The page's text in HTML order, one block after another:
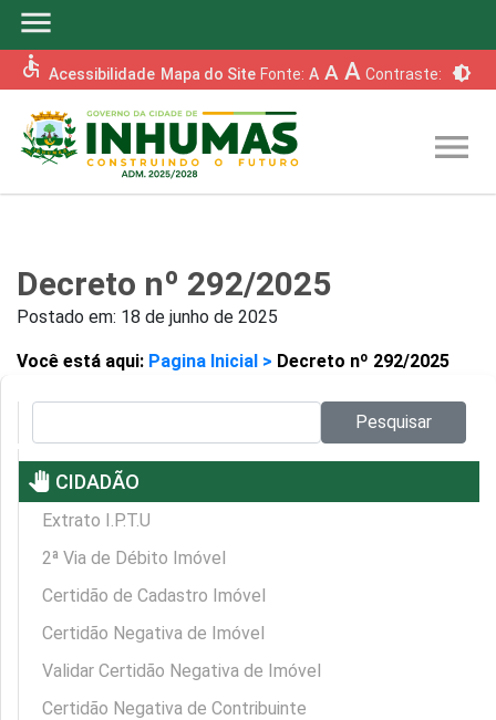
menu
accessible Acessibilidade Mapa do Site Fonte: A A A Contraste: brightness_6
menu
Decreto nº 292/2025
Postado em: 18 de junho de 2025
Você está aqui: Pagina Inicial > Decreto nº 292/2025
Pesquisar
pan_tool CIDADÃO
Extrato I.P.T.U
2ª Via de Débito Imóvel
Certidão de Cadastro Imóvel
Certidão Negativa de Imóvel
Validar Certidão Negativa de Imóvel
Certidão Negativa de Contribuinte